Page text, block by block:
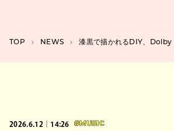
TOP NEWS 漆黒で描かれるDIY、Dolby Cinemaで再構築される『まどマギ』のアート
2026.6.12｜14:26 #MUSIC